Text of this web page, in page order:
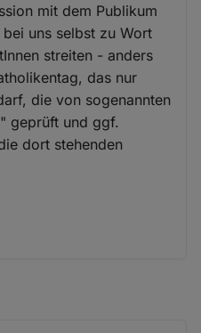
mit dem Publikum
uns selbst zu Wort
streiten - anders
das nur
die von sogenannten
geprüft und ggf.
dort stehenden